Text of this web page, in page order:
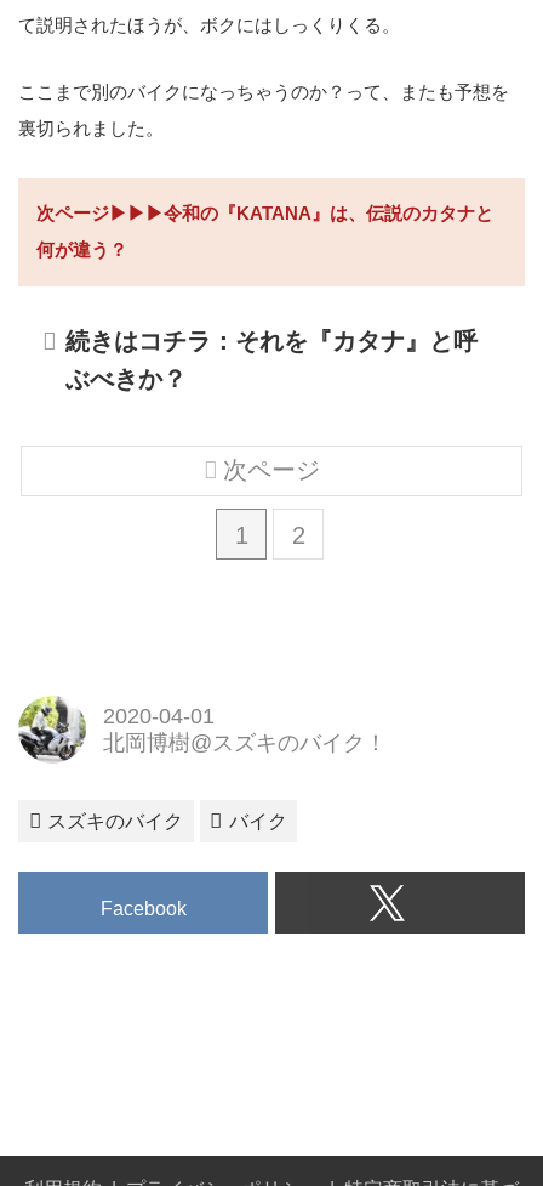
て説明されたほうが、ボクにはしっくりくる。
ここまで別のバイクになっちゃうのか？って、またも予想を
裏切られました。
次ページ▶▶▶令和の『KATANA』は、伝説のカタナと
何が違う？
続きはコチラ：それを『カタナ』と呼
ぶべきか？
1 2
次ページ
2020-04-01
北岡博樹@スズキのバイク！
スズキのバイク バイク
Facebook